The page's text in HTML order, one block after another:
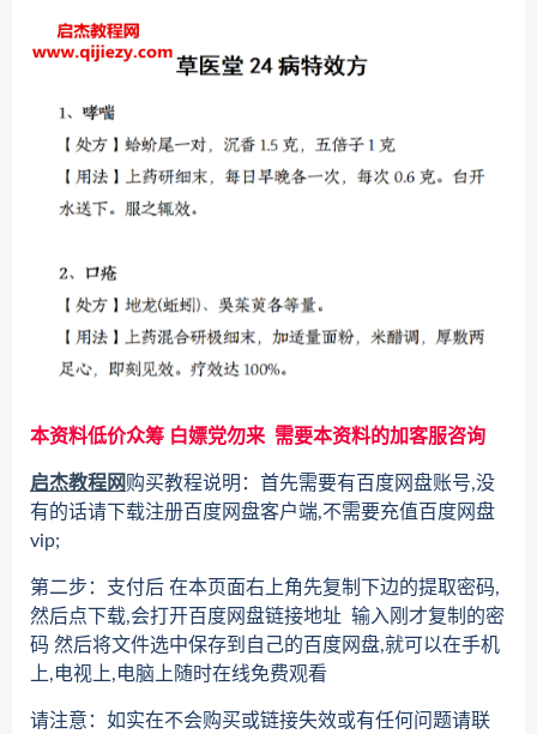
本资料低价众筹 白嫖党勿来 需要本资料的加客服咨询
启杰教程网购买教程说明：首先需要有百度网盘账号,没
有的话请下载注册百度网盘客户端,不需要充值百度网盘
vip;
第二步：支付后 在本页面右上角先复制下边的提取密码,
然后点下载,会打开百度网盘链接地址 输入刚才复制的密
码 然后将文件选中保存到自己的百度网盘,就可以在手机
上,电视上,电脑上随时在线免费观看
请注意：如实在不会购买或链接失效或有任何问题请联